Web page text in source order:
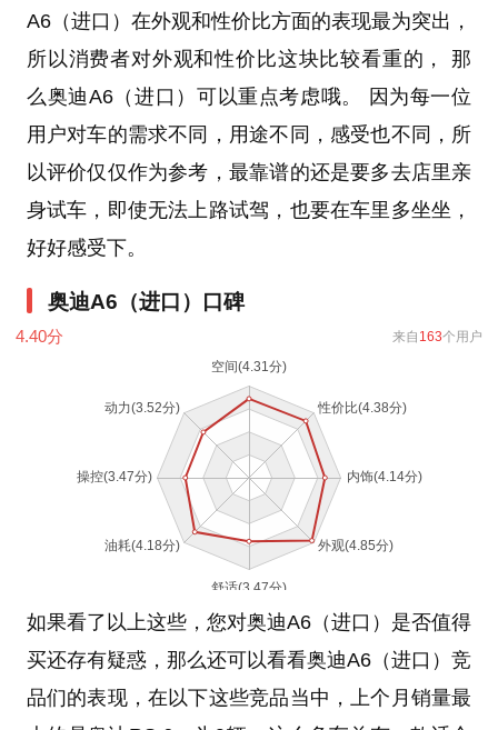
A6（进口）在外观和性价比方面的表现最为突出，
所以消费者对外观和性价比这块比较看重的， 那
么奥迪A6（进口）可以重点考虑哦。 因为每一位
用户对车的需求不同，用途不同，感受也不同，所
以评价仅仅作为参考，最靠谱的还是要多去店里亲
身试车，即使无法上路试驾，也要在车里多坐坐，
好好感受下。
奥迪A6（进口）口碑
4.40分 来自 163个用户
如果看了以上这些，您对奥迪A6（进口）是否值得
买还存有疑惑，那么还可以看看奥迪A6（进口）竞
品们的表现，在以下这些竞品当中，上个月销量最